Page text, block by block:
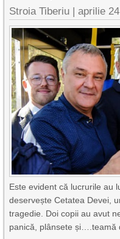
Stroia Tiberiu |aprilie
Este evident că lucrurile au
deservește Cetatea Devei,
tragedie. Doi copii au avut
panică, plânsete și….teamă